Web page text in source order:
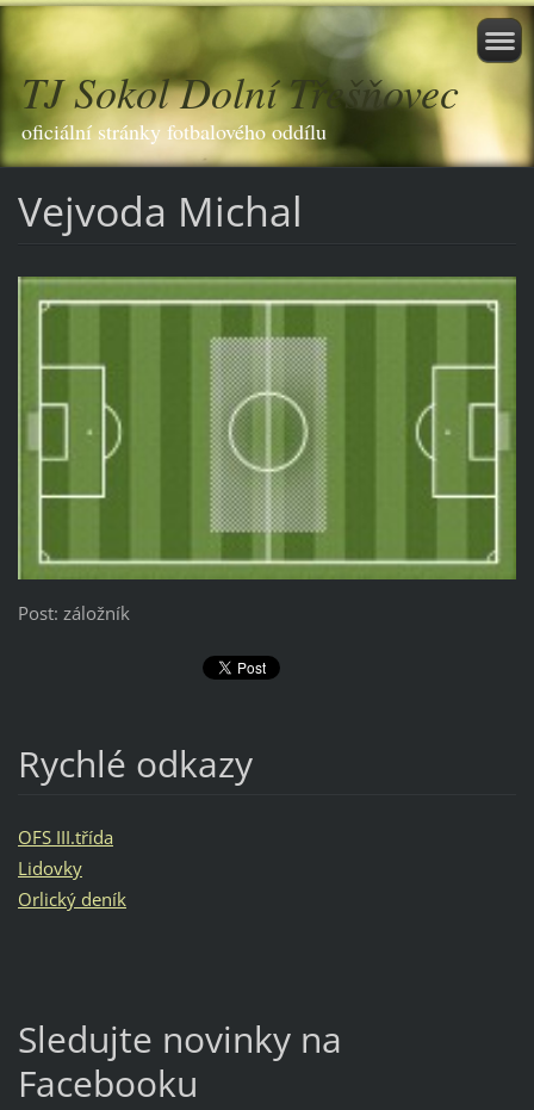
TJ Sokol Dolní Třešňovec
oficiální stránky fotbalového oddílu
Vejvoda Michal
Post: záložník
Rychlé odkazy
OFS III.třída
Lidovky
Orlický deník
Sledujte novinky na
Facebooku